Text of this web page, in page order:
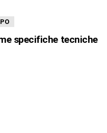
specifiche tecniche